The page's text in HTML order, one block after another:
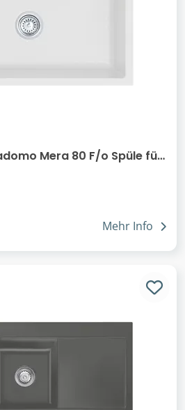
Mera 80 F/o Spüle für
mit
ohne Hahnlochbohrung
Mehr Info